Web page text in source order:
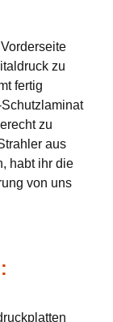
zu
fertig
zu
aus
habt ihr die
von uns